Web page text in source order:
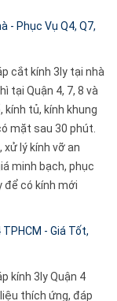
- Phục Vụ Q4, Q7,
cắt kính 3ly tại nhà
tại Quận 4, 7, 8 và
kính tủ, kính khung
mặt sau 30 phút.
lý kính vỡ an
minh bạch, phục
để có kính mới
- Giá Tốt,
kính 3ly Quận 4
thích ứng, đáp